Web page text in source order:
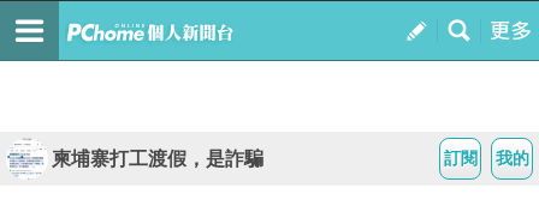
我的
訂閱
柬埔寨打工渡假，是詐騙